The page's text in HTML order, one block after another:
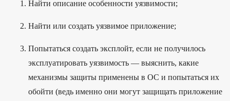
Найти описание особенности уязвимости;
Найти или создать уязвимое приложение;
Попытаться создать эксплойт, если не получилось
эксплуатировать уязвимость — выяснить, какие
механизмы защиты применены в ОС и попытаться их
обойти (ведь именно они могут защищать приложение